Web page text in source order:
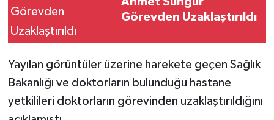
Görevden Uzaklaştırıldı
Yayılan görüntüler üzerine harekete geçen Sağlık
Bakanlığı ve doktorların bulunduğu hastane
yetkilileri doktorların görevinden uzaklaştırıldığını